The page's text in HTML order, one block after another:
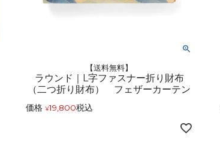
【送料無料】
ラウンド｜L字ファスナー折り財布
（二つ折り財布） フェザーカーテン
価格 ¥19,800税込